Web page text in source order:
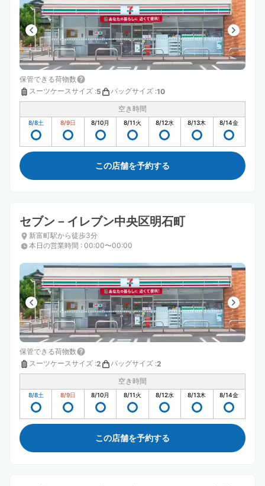
保管できる荷物数
スーツケースサイズ :5 バッグサイズ :10
空き時間
8/8土 8/9日 8/10月 8/11火 8/12水 8/13木 8/14金
この店舗を予約する
セブン－イレブン中央区明石町
新富町駅から徒歩3分
本日の営業時間 : 00:00〜00:00
保管できる荷物数
スーツケースサイズ :2 バッグサイズ :2
空き時間
8/8土 8/9日 8/10月 8/11火 8/12水 8/13木 8/14金
この店舗を予約する